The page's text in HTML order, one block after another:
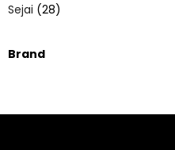
Sejai (28)
Brand